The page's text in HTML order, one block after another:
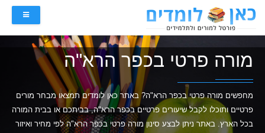
מורה פרטי בכפר הרא"ה
מחפשים מורה פרטי בכפר הרא"ה? באתר כאן לומדים תמצאו מבחר מורים
פרטיים ותוכלו לקבל שיעורים פרטיים בכפר הרא"ה, בביתכם או בבית המורה
בכל הארץ. באתר ניתן לבצע סינון מורה פרטי בכפר הרא"ה לפי מחיר ואיזור